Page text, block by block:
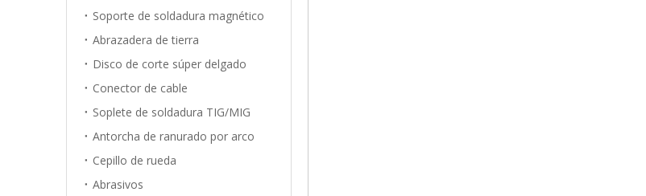
Soporte de soldadura magnético
Abrazadera de tierra
Disco de corte súper delgado
Conector de cable
Soplete de soldadura TIG/MIG
Antorcha de ranurado por arco
Cepillo de rueda
Abrasivos